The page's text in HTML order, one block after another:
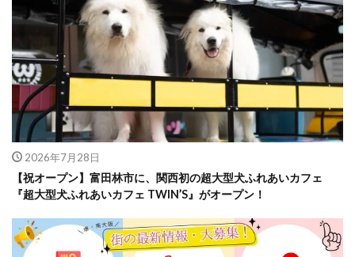
2026年7月28日
【祝オープン】富田林市に、関西初の超大型犬ふれあいカフェ
『超大型犬ふれあいカフェ TWIN’S』がオープン！